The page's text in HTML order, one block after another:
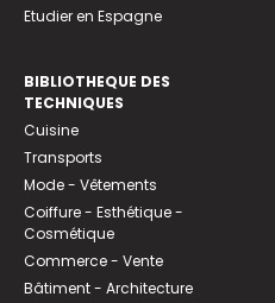
Etudier en Espagne
BIBLIOTHEQUE DES
TECHNIQUES
Cuisine
Transports
Mode - Vêtements
Coiffure - Esthétique -
Cosmétique
Commerce - Vente
Bâtiment - Architecture